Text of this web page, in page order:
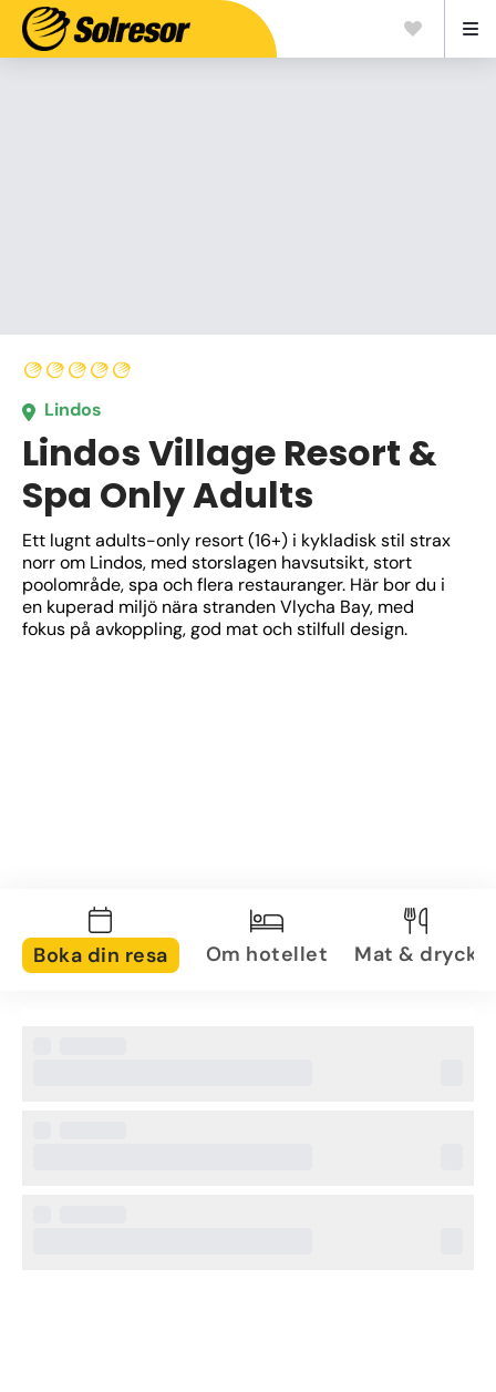
Lindos
Lindos Village Resort &
Spa Only Adults
Ett lugnt adults-only resort (16+) i kykladisk stil strax
norr om Lindos, med storslagen havsutsikt, stort
poolområde, spa och flera restauranger. Här bor du i
en kuperad miljö nära stranden Vlycha Bay, med
fokus på avkoppling, god mat och stilfull design.
Boka din resa Om hotellet Mat & dryck